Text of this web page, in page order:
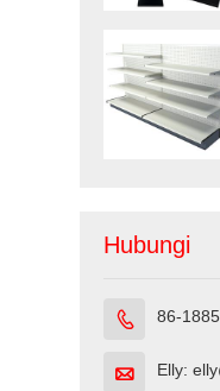
Hubungi
 86-
 Elly: